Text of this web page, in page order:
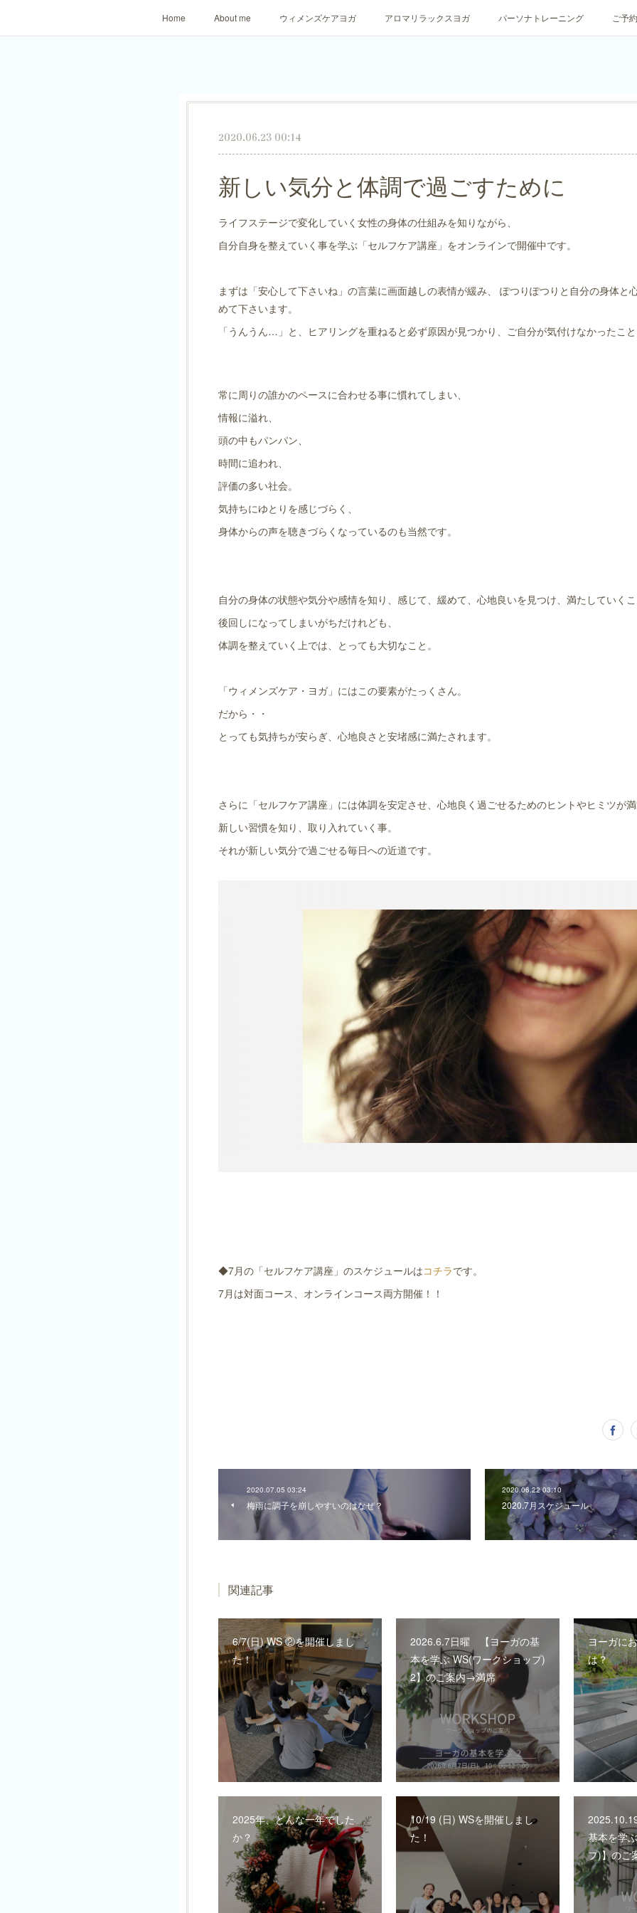
Home About me ウィメンズケアヨガ アロマリラックスヨガ パーソナトレーニング ご予
2020.06.23 00:14
新しい気分と体調で過ごすために
ライフステージで変化していく女性の身体の仕組みを知りながら、
自分自身を整えていく事を学ぶ「セルフケア講座」をオンラインで開催中です。
まずは「安心して下さいね」の言葉に画面越しの表情が緩み、 ぽつりぽつりと自分の身体と
めて下さいます。
「うんうん…」と、ヒアリングを重ねると必ず原因が見つかり、ご自分が気付けなかったこ
常に周りの誰かのペースに合わせる事に慣れてしまい、
情報に溢れ、
頭の中もパンパン、
時間に追われ、
評価の多い社会。
気持ちにゆとりを感じづらく、
身体からの声を聴きづらくなっているのも当然です。
自分の身体の状態や気分や感情を知り、感じて、緩めて、心地良いを見つけ、満たしていく
後回しになってしまいがちだけれども、
体調を整えていく上では、とっても大切なこと。
「ウィメンズケア・ヨガ」にはこの要素がたっくさん。
だから・・
とっても気持ちが安らぎ、心地良さと安堵感に満たされます。
さらに「セルフケア講座」には体調を安定させ、心地良く過ごせるためのヒントやヒミツが
新しい習慣を知り、取り入れていく事。
それが新しい気分で過ごせる毎日への近道です。
◆7月の「セルフケア講座」のスケジュールはコチラです。
7月は対面コース、オンラインコース両方開催！！
2020.07.05 03:24
梅雨に調子を崩しやすいのはなぜ？
2020.06.22 03:10
2020.7月スケジュール
関連記事
6/7(日) WS ②を開催しまし
た！
2026.6.7日曜 【ヨーガの基
本を学ぶ WS(ワークショップ)
2】のご案内→満席
ヨーガに
は？
2025年、どんな一年でした
か？
10/19 (日) WSを開催しまし
た！
基本を学
プ)】の